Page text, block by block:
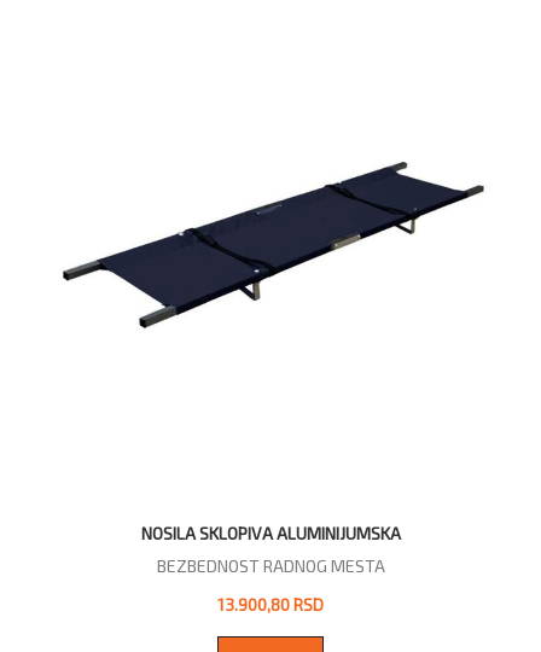
NOSILA SKLOPIVA ALUMINIJUMSKA
BEZBEDNOST RADNOG MESTA
13.900,80 RSD